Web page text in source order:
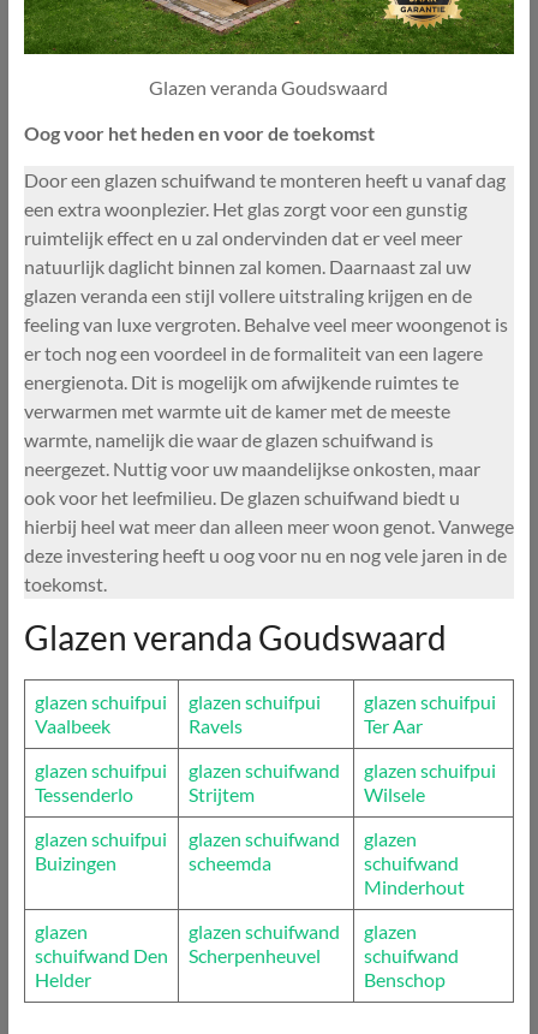
Glazen veranda Goudswaard
Oog voor het heden en voor de toekomst
Door een glazen schuifwand te monteren heeft u vanaf dag
een extra woonplezier. Het glas zorgt voor een gunstig
ruimtelijk effect en u zal ondervinden dat er veel meer
natuurlijk daglicht binnen zal komen. Daarnaast zal uw
glazen veranda een stijl vollere uitstraling krijgen en de
feeling van luxe vergroten. Behalve veel meer woongenot is
er toch nog een voordeel in de formaliteit van een lagere
energienota. Dit is mogelijk om afwijkende ruimtes te
verwarmen met warmte uit de kamer met de meeste
warmte, namelijk die waar de glazen schuifwand is
neergezet. Nuttig voor uw maandelijkse onkosten, maar
ook voor het leefmilieu. De glazen schuifwand biedt u
hierbij heel wat meer dan alleen meer woon genot. Vanwege
deze investering heeft u oog voor nu en nog vele jaren in de
toekomst.
Glazen veranda Goudswaard
glazen schuifpui
Vaalbeek
glazen schuifpui
Ravels
glazen schuifpui
Ter Aar
glazen schuifpui
Tessenderlo
glazen schuifwand
Strijtem
glazen schuifpui
Wilsele
glazen schuifpui
Buizingen
glazen schuifwand
scheemda
glazen
schuifwand
Minderhout
glazen
schuifwand Den
Helder
glazen schuifwand
Scherpenheuvel
glazen
schuifwand
Benschop